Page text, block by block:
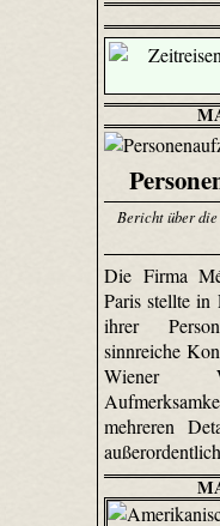
Bericht über
Die Firma
Paris stellte in
ihrer
sinnreiche
Wiener
mehreren